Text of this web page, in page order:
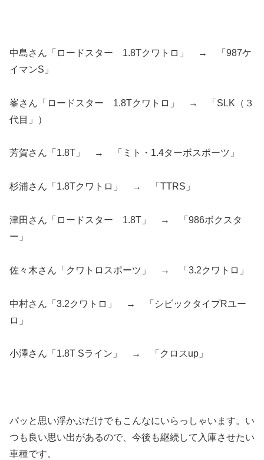
中島さん「ロードスター 1.8Tクワトロ」 → 「987ケ
イマンS」
峯さん「ロードスター 1.8Tクワトロ」 → 「SLK（３
代目」）
芳賀さん「1.8T」 → 「ミト・1.4ターボスポーツ」
杉浦さん「1.8Tクワトロ」 → 「TTRS」
津田さん「ロードスター 1.8T」 → 「986ボクスタ
ー」
佐々木さん「クワトロスポーツ」 → 「3.2クワトロ」
中村さん「3.2クワトロ」 → 「シビックタイプRユー
ロ」
小澤さん「1.8T Sライン」 → 「クロスup」
パッと思い浮かぶだけでもこんなにいらっしゃいます。い
つも良い思い出があるので、今後も継続して入庫させたい
車種です。